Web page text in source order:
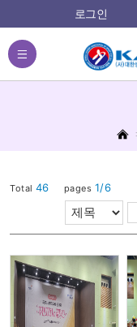
로그인
전체메뉴
홈
Total 46 pages 1/6